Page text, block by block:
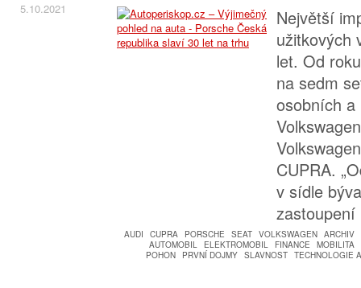
5.10.2021
Největší
užitkových
let. Od
na sedm
osobních a
CUPRA.
v sídle
AUDI CUPRA PORSCHE SEAT VOLKSWAGEN ARCHIV
AUTOMOBIL
ELEKTROMOBIL FINANCE
MOBILITA
POHON
PRVNÍ DOJMY SLAVNOST TECHNOLOGIE